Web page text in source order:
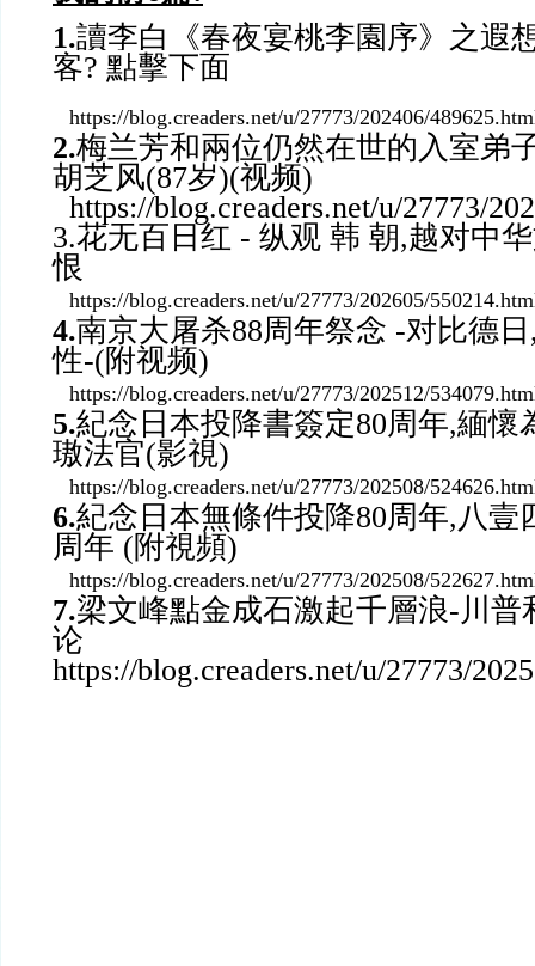
1.讀李白《春夜宴桃李園序》之遐
客? 點擊下面
https://blog.creaders.net/u/27773/202406/
2.梅兰芳和兩位仍然在世的入室弟
胡芝风(87岁)(视频)
https://blog.creaders.net/u/27773/
3.花无百日红 - 纵观 韩 朝,越对中
恨
https://blog.creaders.net/u/27773/202605/
4.南京大屠杀88周年祭念 -对比德
性-(附视频)
https://blog.creaders.net/u/27773/202512/
5.紀念日本投降書簽定80周年,緬懷
璈法官(影視)
https://blog.creaders.net/u/27773/202508/
6.紀念日本無條件投降80周年,八壹
周年 (附視頻)
https://blog.creaders.net/u/27773/202508/
7.梁文峰點金成石激起千層浪-川
论
https://blog.creaders.net/u/27773/